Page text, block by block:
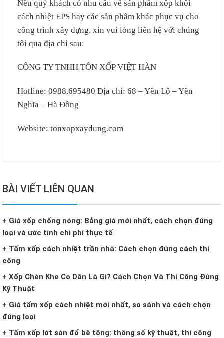
Nếu quý khách có nhu cầu về sản phẩm xốp khối
cách nhiệt EPS hay các sản phẩm khác phục vụ cho
công trình xây dựng, xin vui lòng liên hệ với chúng
tôi qua địa chỉ sau:
CÔNG TY TNHH TÔN XỐP VIỆT HÀN
Hotline: 0988.695480 Địa chỉ: 68 – Yên Lộ – Yên
Nghĩa – Hà Đông
Website: tonxopxaydung.com
BÀI VIẾT LIÊN QUAN
+ Giá xốp chống nóng: Bảng giá mới nhất, cách chọn đúng
loại và ước tính chi phí thực tế
+ Tấm xốp cách nhiệt trần nhà: Cách chọn đúng cách thi
công
+ Xốp Chèn Khe Co Dãn Là Gì? Cách Chọn Và Thi Công Đúng
Kỹ Thuật
+ Giá tấm xốp cách nhiệt mới nhất, so sánh và cách chọn
đúng loại
+ Tấm xốp lót sàn đổ bê tông: thông số kỹ thuật, thi công